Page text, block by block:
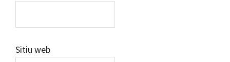
Sitiu web